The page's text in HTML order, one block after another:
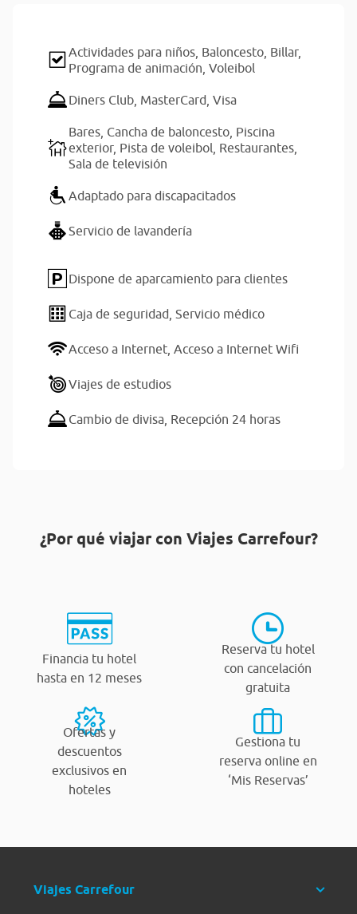
Actividades para niños, Baloncesto, Billar,
Programa de animación, Voleibol
Diners Club, MasterCard, Visa
Bares, Cancha de baloncesto, Piscina
exterior, Pista de voleibol, Restaurantes,
Sala de televisión
Adaptado para discapacitados
Servicio de lavandería
Dispone de aparcamiento para clientes
Caja de seguridad, Servicio médico
Acceso a Internet, Acceso a Internet Wifi
Viajes de estudios
Cambio de divisa, Recepción 24 horas
¿Por qué viajar con Viajes Carrefour?
Financia tu hotel
hasta en 12 meses
Reserva tu hotel
con cancelación
gratuita
Ofertas y
descuentos
exclusivos en
hoteles
Gestiona tu
reserva online en
‘Mis Reservas’
Viajes Carrefour